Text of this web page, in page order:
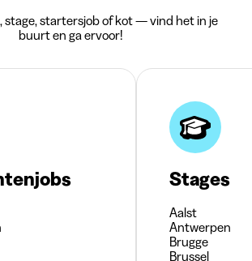
startersjob of kot — vind het in je
buurt en ga ervoor!
Stages
Aalst
Antwerpen
Brugge
Brussel